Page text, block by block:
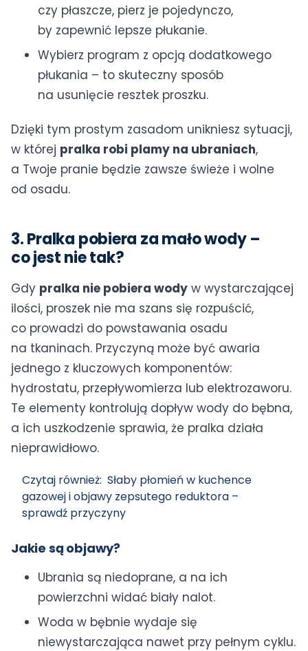
czy płaszcze, pierz je pojedynczo,
by zapewnić lepsze płukanie.
Wybierz program z opcją dodatkowego
płukania – to skuteczny sposób
na usunięcie resztek proszku.
Dzięki tym prostym zasadom unikniesz sytuacji,
w której pralka robi plamy na ubraniach,
a Twoje pranie będzie zawsze świeże i wolne
od osadu.
3. Pralka pobiera za mało wody –
co jest nie tak?
Gdy pralka nie pobiera wody w wystarczającej
ilości, proszek nie ma szans się rozpuścić,
co prowadzi do powstawania osadu
na tkaninach. Przyczyną może być awaria
jednego z kluczowych komponentów:
hydrostatu, przepływomierza lub elektrozaworu.
Te elementy kontrolują dopływ wody do bębna,
a ich uszkodzenie sprawia, że pralka działa
nieprawidłowo.
Czytaj również: Słaby płomień w kuchence
gazowej i objawy zepsutego reduktora –
sprawdź przyczyny
Jakie są objawy?
Ubrania są niedoprane, a na ich
powierzchni widać biały nalot.
Woda w bębnie wydaje się
niewystarczająca nawet przy pełnym cyklu.